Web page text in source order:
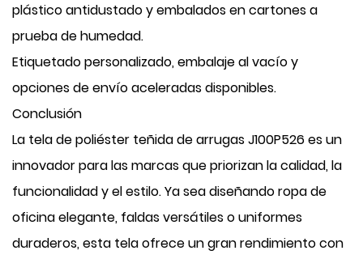
plástico antidustado y embalados en cartones a
prueba de humedad.
Etiquetado personalizado, embalaje al vacío y
opciones de envío aceleradas disponibles.
Conclusión
La tela de poliéster teñida de arrugas J100P526 es un
innovador para las marcas que priorizan la calidad, la
funcionalidad y el estilo. Ya sea diseñando ropa de
oficina elegante, faldas versátiles o uniformes
duraderos, esta tela ofrece un gran rendimiento con